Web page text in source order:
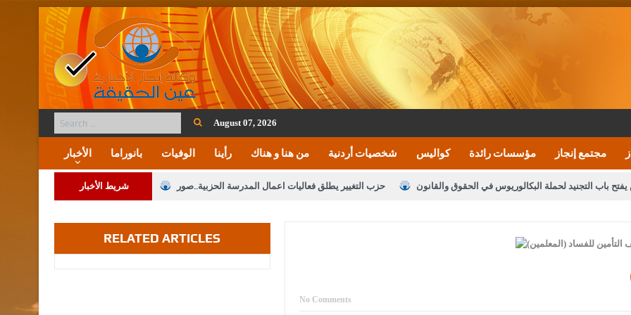
August 07, 2026
الأخبار بانوراما الوفيات رأينا من هنا و هناك شخصيات أردنية كواليس مؤسسات رائدة مجتمع إنجاز
شريط الأخبار حزب التغيير يطلق فعاليات اعمال المدرسة الحزبية..صور باب التجنيد لحملة البكالوريوس في الحقوق والقانون
النواب يقر مشروع تعديل قانون الملكية العقارية اليومية ويؤكد حرص مجلس النواب على شراكة فاعلة مع الإعلام
No Comments
RELATED ARTICLES